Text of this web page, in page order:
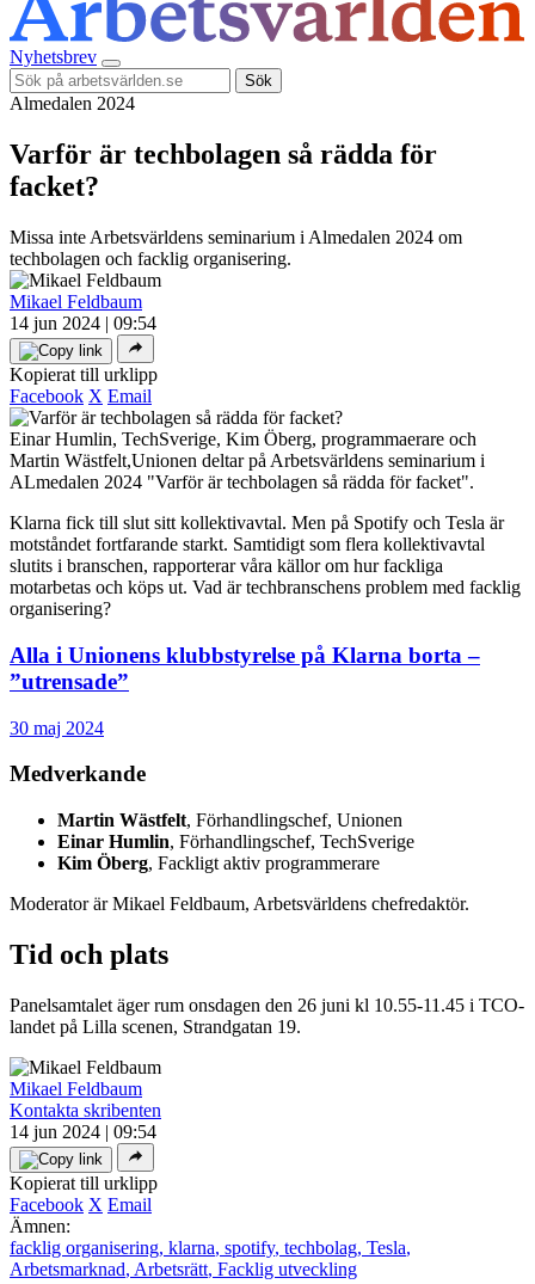
Nyhetsbrev
Sök
Almedalen 2024
Varför är techbolagen så rädda för
facket?
Missa inte Arbetsvärldens seminarium i Almedalen 2024 om
techbolagen och facklig organisering.
Mikael Feldbaum
14 jun 2024 | 09:54
Kopierat till urklipp
Facebook X Email
Einar Humlin, TechSverige, Kim Öberg, programmaerare och
Martin Wästfelt,Unionen deltar på Arbetsvärldens seminarium i
ALmedalen 2024 "Varför är techbolagen så rädda för facket".
Klarna fick till slut sitt kollektivavtal. Men på Spotify och Tesla är
motståndet fortfarande starkt. Samtidigt som flera kollektivavtal
slutits i branschen, rapporterar våra källor om hur fackliga
motarbetas och köps ut. Vad är techbranschens problem med facklig
organisering?
Alla i Unionens klubbstyrelse på Klarna borta –
”utrensade”
30 maj 2024
Medverkande
Martin Wästfelt, Förhandlingschef, Unionen
Einar Humlin, Förhandlingschef, TechSverige
Kim Öberg, Fackligt aktiv programmerare
Moderator är Mikael Feldbaum, Arbetsvärldens chefredaktör.
Tid och plats
Panelsamtalet äger rum onsdagen den 26 juni kl 10.55-11.45 i TCO-
landet på Lilla scenen, Strandgatan 19.
Mikael Feldbaum
Kontakta skribenten
14 jun 2024 | 09:54
Kopierat till urklipp
Facebook X Email
Ämnen:
facklig organisering, klarna, spotify, techbolag, Tesla,
Arbetsmarknad, Arbetsrätt, Facklig utveckling